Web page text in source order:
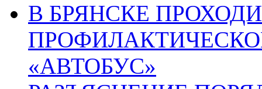
В БРЯНСКЕ
«АВТОБУС»